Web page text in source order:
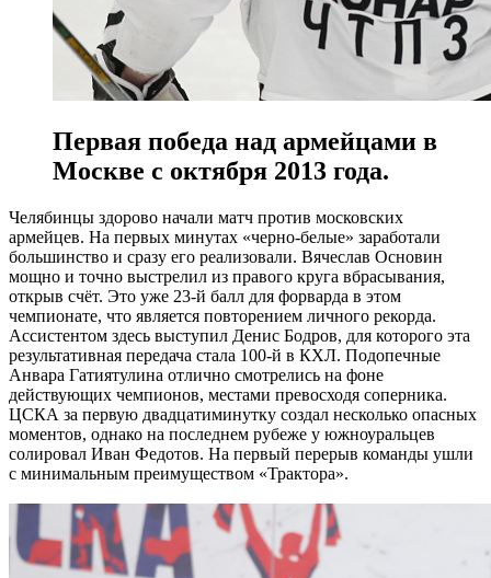
Первая победа над армейцами в
Москве с октября 2013 года.
Челябинцы здорово начали матч против московских
армейцев. На первых минутах «черно-белые» заработали
большинство и сразу его реализовали. Вячеслав Основин
мощно и точно выстрелил из правого круга вбрасывания,
открыв счёт. Это уже 23-й балл для форварда в этом
чемпионате, что является повторением личного рекорда.
Ассистентом здесь выступил Денис Бодров, для которого эта
результативная передача стала 100-й в КХЛ. Подопечные
Анвара Гатиятулина отлично смотрелись на фоне
действующих чемпионов, местами превосходя соперника.
ЦСКА за первую двадцатиминутку создал несколько опасных
моментов, однако на последнем рубеже у южноуральцев
солировал Иван Федотов. На первый перерыв команды ушли
с минимальным преимуществом «Трактора».